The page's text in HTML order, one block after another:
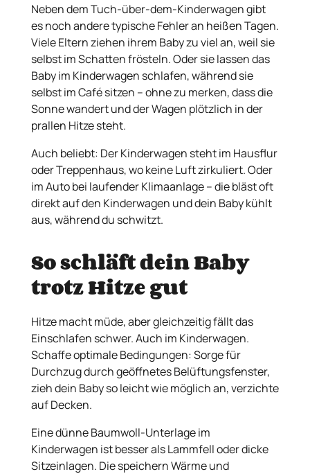
Neben dem Tuch-über-dem-Kinderwagen gibt
es noch andere typische Fehler an heißen Tagen.
Viele Eltern ziehen ihrem Baby zu viel an, weil sie
selbst im Schatten frösteln. Oder sie lassen das
Baby im Kinderwagen schlafen, während sie
selbst im Café sitzen – ohne zu merken, dass die
Sonne wandert und der Wagen plötzlich in der
prallen Hitze steht.
Auch beliebt: Der Kinderwagen steht im Hausflur
oder Treppenhaus, wo keine Luft zirkuliert. Oder
im Auto bei laufender Klimaanlage – die bläst oft
direkt auf den Kinderwagen und dein Baby kühlt
aus, während du schwitzt.
So schläft dein Baby
trotz Hitze gut
Hitze macht müde, aber gleichzeitig fällt das
Einschlafen schwer. Auch im Kinderwagen.
Schaffe optimale Bedingungen: Sorge für
Durchzug durch geöffnetes Belüftungsfenster,
zieh dein Baby so leicht wie möglich an, verzichte
auf Decken.
Eine dünne Baumwoll-Unterlage im
Kinderwagen ist besser als Lammfell oder dicke
Sitzeinlagen. Die speichern Wärme und